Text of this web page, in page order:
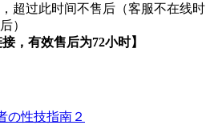
超过此时间不售后（客服不在线时
）
，有效售后为72小时】
の性技指南２